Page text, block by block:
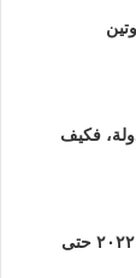
فكيف
ماذا تعني الانتخابات النصفية لعام ٢٠٢٢ حتى